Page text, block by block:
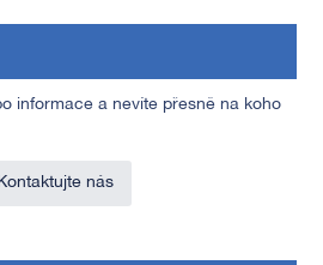
informace a nevíte přesně na koho
Kontaktujte nás